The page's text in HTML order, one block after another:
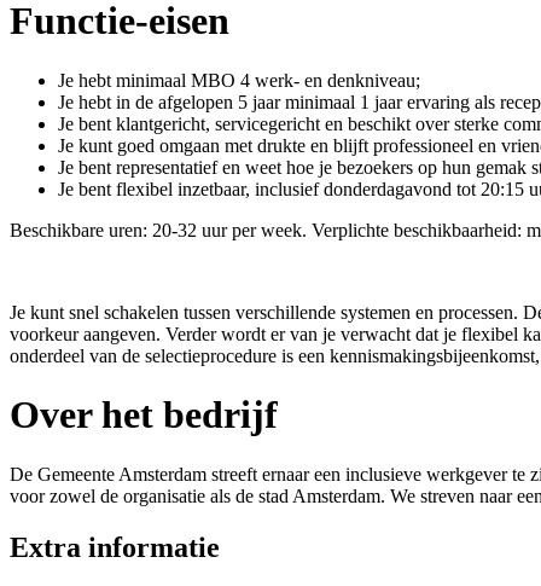
Functie-eisen
Je hebt minimaal MBO 4 werk- en denkniveau;
Je hebt in de afgelopen 5 jaar minimaal 1 jaar ervaring als
Je bent klantgericht, servicegericht en beschikt over sterke
Je kunt goed omgaan met drukte en blijft professioneel en
Je bent representatief en weet hoe je bezoekers op hun gemak
Je bent flexibel inzetbaar, inclusief donderdagavond tot 20:15
Beschikbare uren: 20-32 uur per week. Verplichte beschikbaarheid:
Je kunt snel schakelen tussen verschillende systemen en
voorkeur aangeven. Verder wordt er van je verwacht dat je flexibel
onderdeel van de selectieprocedure is een
Over het bedrijf
De Gemeente Amsterdam streeft ernaar een inclusieve werkgever
voor zowel de organisatie als de stad Amsterdam. We streven naar
Extra informatie